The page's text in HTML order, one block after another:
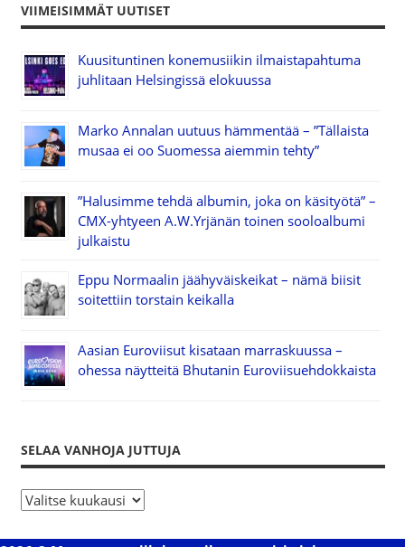
VIIMEISIMMÄT UUTISET
Kuusituntinen konemusiikin ilmaistapahtuma
juhlitaan Helsingissä elokuussa
Marko Annalan uutuus hämmentää – ”Tällaista
musaa ei oo Suomessa aiemmin tehty”
”Halusimme tehdä albumin, joka on käsityötä” –
CMX-yhtyeen A.W.Yrjänän toinen sooloalbumi
julkaistu
Eppu Normaalin jäähyväiskeikat – nämä biisit
soitettiin torstain keikalla
Aasian Euroviisut kisataan marraskuussa –
ohessa näytteitä Bhutanin Euroviisuehdokkaista
SELAA VANHOJA JUTTUJA
S